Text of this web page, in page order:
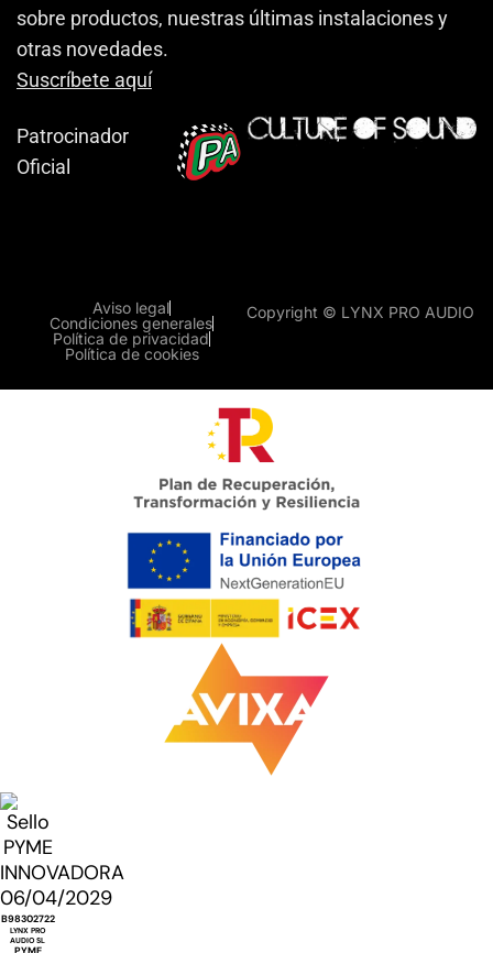
sobre productos, nuestras últimas instalaciones y
otras novedades.
Suscríbete aquí
Patrocinador
Oficial
Copyright © LYNX PRO AUDIO
Aviso legal
Condiciones generales
Política de privacidad
Política de cookies
B98302722
LYNX PRO
AUDIO SL
PYME